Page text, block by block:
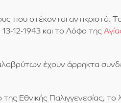
που στέκονται
12-1943 και το Λόφο της
έχουν άρρηκτα
Εθνικής Παλιγγενεσίας,